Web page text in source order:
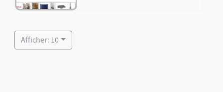
Afficher: 10